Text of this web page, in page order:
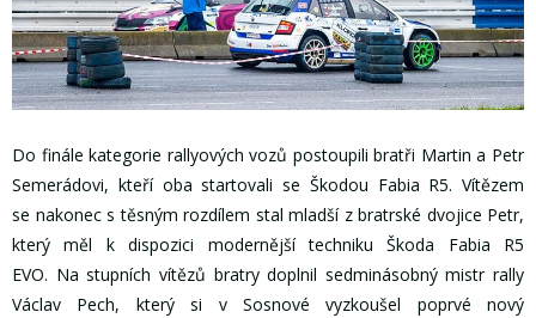
Do finále kategorie rallyových vozů postoupili bratři Martin a Petr
Semerádovi, kteří oba startovali se Škodou Fabia R5. Vítězem
se nakonec s těsným rozdílem stal mladší z bratrské dvojice Petr,
který měl k dispozici modernější techniku Škoda Fabia R5
EVO. Na stupních vítězů bratry doplnil sedminásobný mistr rally
Václav Pech, který si v Sosnové vyzkoušel poprvé nový